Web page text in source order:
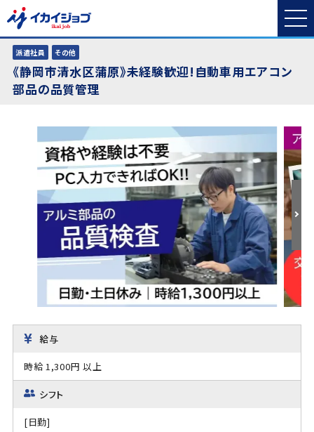
派遣社員 その他
《静岡市清水区蒲原》未経験歓迎!自動車用エアコン
部品の品質管理
給与
時給 1,300円 以上
シフト
[日勤]